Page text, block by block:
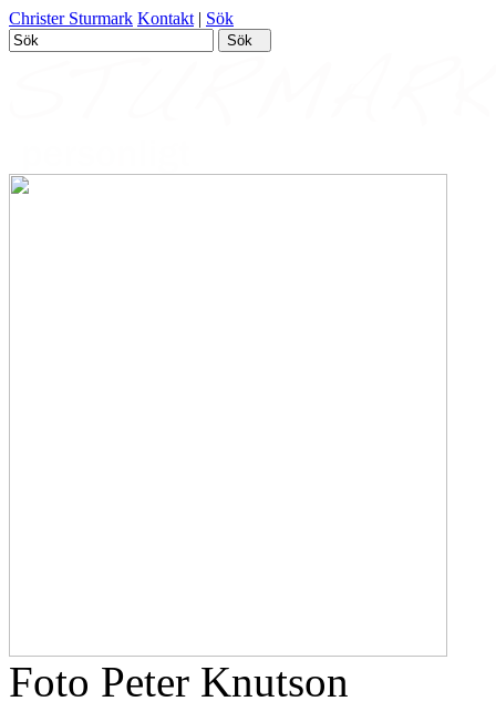
Christer Sturmark Kontakt | Sök
Foto Peter Knutson